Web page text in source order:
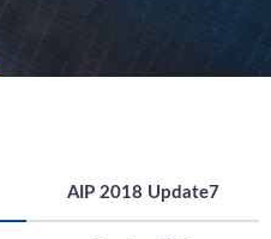
AIP 2018 Update7